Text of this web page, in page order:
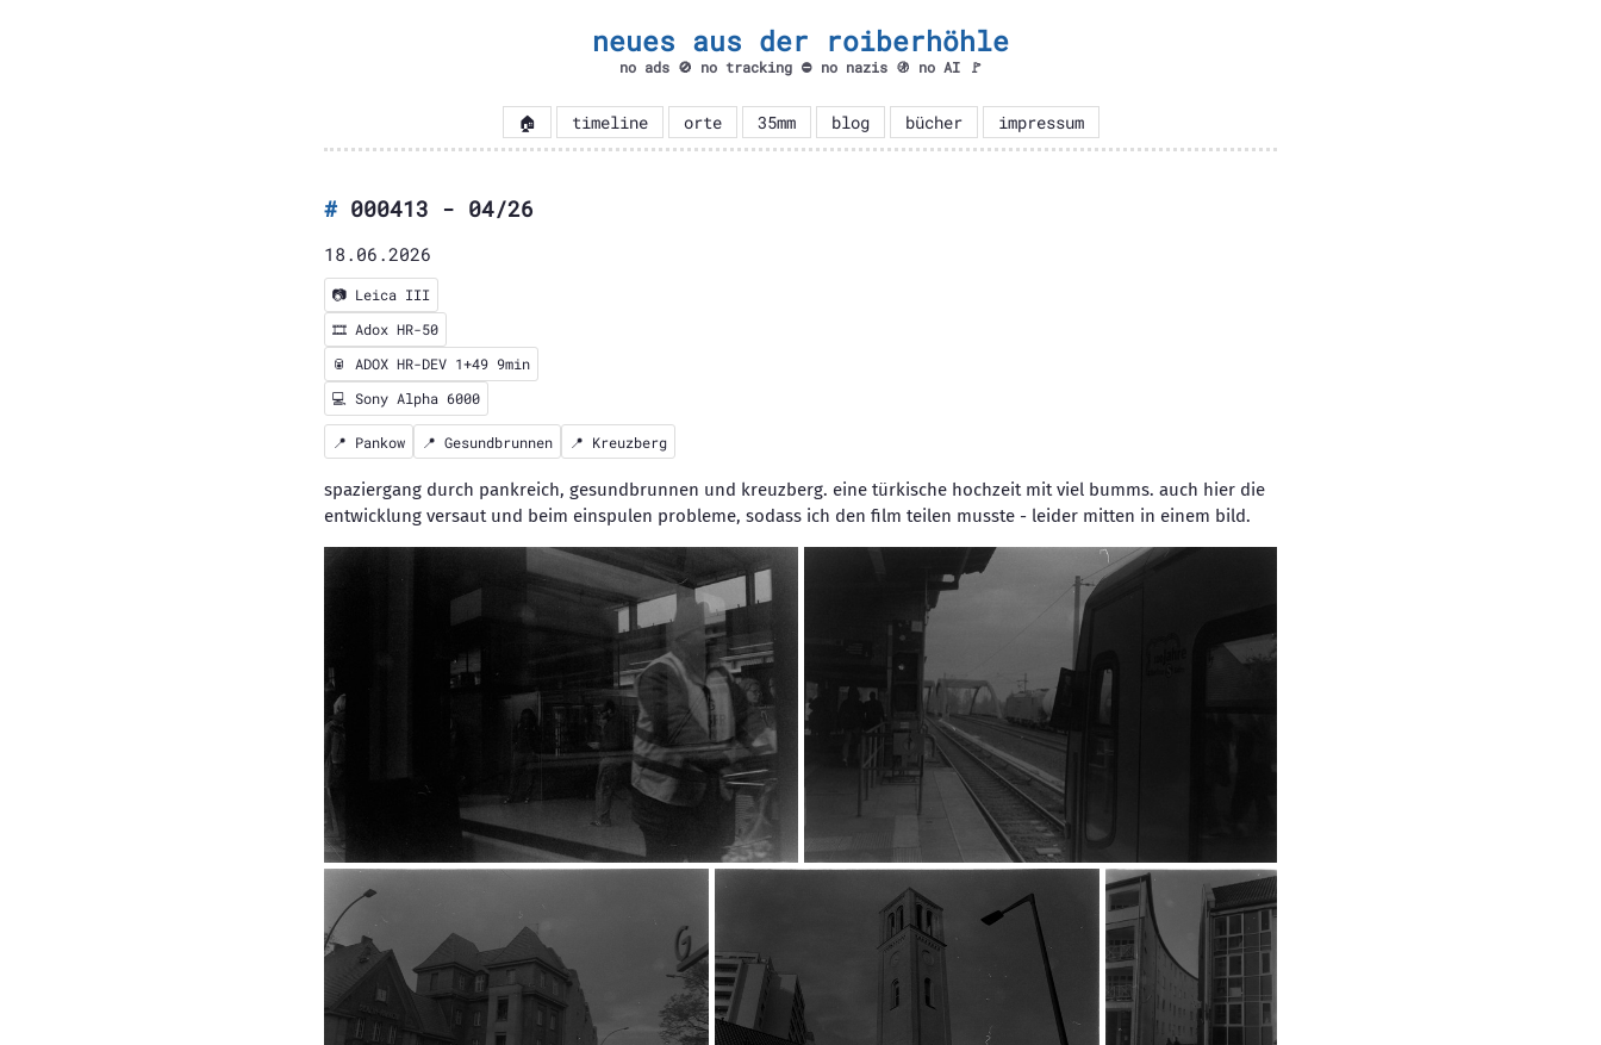
neues aus der roiberhöhle
no ads 🚫 no tracking ⛔ no nazis 🚯 no AI 🚩
🏠 timeline orte 35mm blog bücher impressum
000413 - 04/26
18.06.2026
📷 Leica III
🎞️ Adox HR-50
🥫 ADOX HR-DEV 1+49 9min
💻 Sony Alpha 6000
📍 Pankow 📍 Gesundbrunnen 📍 Kreuzberg
spaziergang durch pankreich, gesundbrunnen und kreuzberg. eine türkische hochzeit mit viel bumms. auch hier die
entwicklung versaut und beim einspulen probleme, sodass ich den film teilen musste - leider mitten in einem bild.